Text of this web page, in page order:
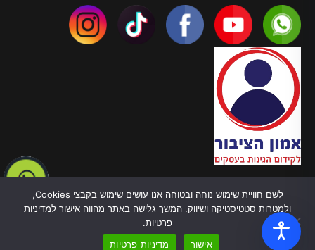
צרו קשר
טלפון:055-970-5878
כתובת: ברל כצנלסון, 82 בת ים
עובדים בכל הארץ
לשם חוויית שימוש נוחה ובטוחה אנו עושים שימוש בקבצי Cookies,
ולמטרות סטטיסטיקה ושיווק. המשך גלישה באתר מהווה אישור למדיניות
פרטיות.
אישור
מדיניות פרטיות